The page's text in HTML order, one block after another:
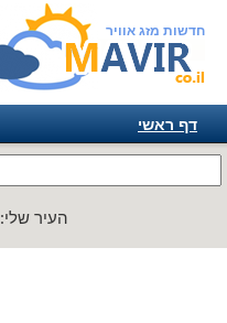
חדשות מזג אוויר
דף ראשי
אמריקה
העיר שלי: